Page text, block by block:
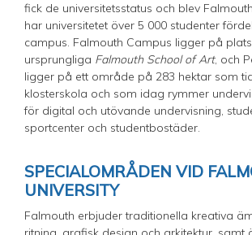
fick de universitetsstatus och blev
har universitetet över 5 000 studenter
campus. Falmouth Campus ligger på
ursprungliga Falmouth School of Art, och
ligger på ett område på 283 hektar som
klosterskola och som idag rymmer
för digital och utövande undervisning,
sportcenter och studentbostäder.
SPECIALOMRÅDEN VID
UNIVERSITY
Falmouth erbjuder traditionella kreativa